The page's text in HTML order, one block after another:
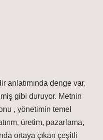
anlatımında denge var,
gibi duruyor. Metnin
, yönetimin temel
üretim, pazarlama,
ortaya çıkan çeşitli